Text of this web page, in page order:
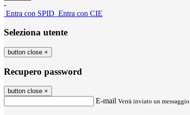
-
Entra con SPID Entra con CIE
Seleziona utente
button close ×
Recupero password
button close ×
E-mail Verrà inviato un